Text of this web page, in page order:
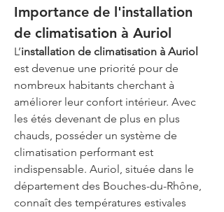
Importance de l'installation
de climatisation à Auriol
L’installation de climatisation à Auriol
est devenue une priorité pour de
nombreux habitants cherchant à
améliorer leur confort intérieur. Avec
les étés devenant de plus en plus
chauds, posséder un système de
climatisation performant est
indispensable. Auriol, située dans le
département des Bouches-du-Rhône,
connaît des températures estivales